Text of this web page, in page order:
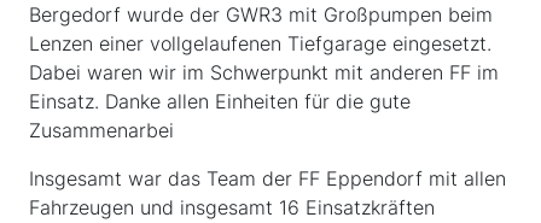
Bergedorf wurde der GWR3 mit Großpumpen beim
Lenzen einer vollgelaufenen Tiefgarage eingesetzt.
Dabei waren wir im Schwerpunkt mit anderen FF im
Einsatz. Danke allen Einheiten für die gute
Zusammenarbei
Insgesamt war das Team der FF Eppendorf mit allen
Fahrzeugen und insgesamt 16 Einsatzkräften